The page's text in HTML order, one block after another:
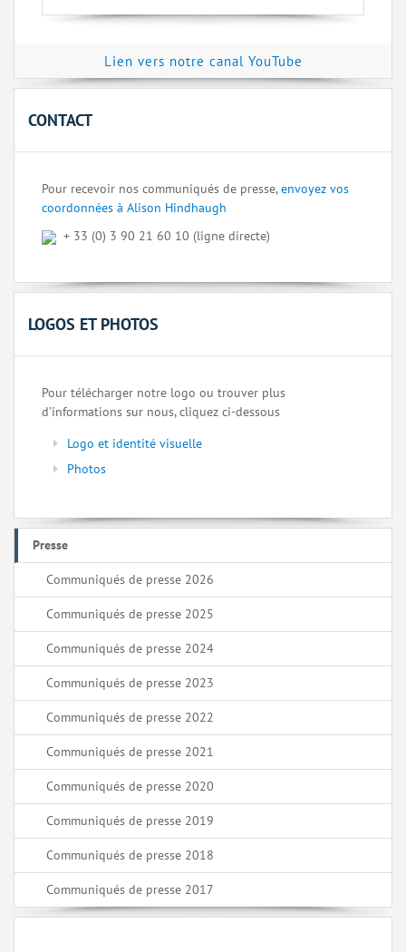
Lien vers notre canal YouTube
CONTACT
Pour recevoir nos communiqués de presse,envoyez vos
coordonnées à Alison Hindhaugh
+ 33 (0) 3 90 21 60 10 (ligne directe)
LOGOS ET PHOTOS
Pour télécharger notre logo ou trouver plus
d’informations sur nous, cliquez ci-dessous
Logo et identité visuelle
Photos
Presse
Communiqués de presse 2026
Communiqués de presse 2025
Communiqués de presse 2024
Communiqués de presse 2023
Communiqués de presse 2022
Communiqués de presse 2021
Communiqués de presse 2020
Communiqués de presse 2019
Communiqués de presse 2018
Communiqués de presse 2017